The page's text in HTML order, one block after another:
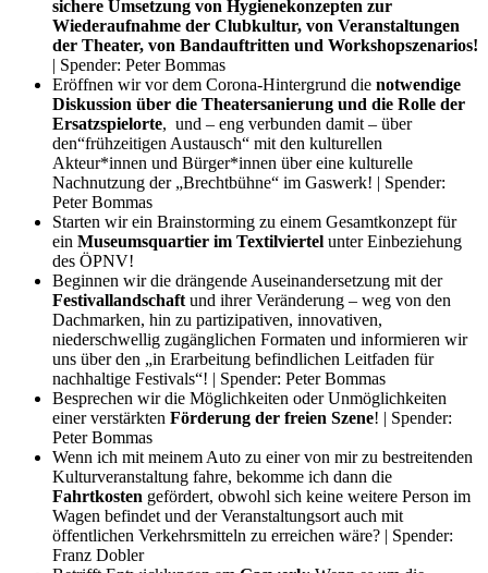
sichere Umsetzung von Hygienekonzepten zur
Wiederaufnahme der Clubkultur, von Veranstaltungen
der Theater, von Bandauftritten und Workshopszenarios!
| Spender: Peter Bommas
Eröffnen wir vor dem Corona-Hintergrund die notwendige
Diskussion über die Theatersanierung und die Rolle der
Ersatzspielorte, und – eng verbunden damit – über
den“frühzeitigen Austausch“ mit den kulturellen
Akteur*innen und Bürger*innen über eine kulturelle
Nachnutzung der „Brechtbühne“ im Gaswerk! | Spender:
Peter Bommas
Starten wir ein Brainstorming zu einem Gesamtkonzept für
ein Museumsquartier im Textilviertel unter Einbeziehung
des ÖPNV!
Beginnen wir die drängende Auseinandersetzung mit der
Festivallandschaft und ihrer Veränderung – weg von den
Dachmarken, hin zu partizipativen, innovativen,
niederschwellig zugänglichen Formaten und informieren wir
uns über den „in Erarbeitung befindlichen Leitfaden für
nachhaltige Festivals“! | Spender: Peter Bommas
Besprechen wir die Möglichkeiten oder Unmöglichkeiten
einer verstärkten Förderung der freien Szene! | Spender:
Peter Bommas
Wenn ich mit meinem Auto zu einer von mir zu bestreitenden
Kulturveranstaltung fahre, bekomme ich dann die
Fahrtkosten gefördert, obwohl sich keine weitere Person im
Wagen befindet und der Veranstaltungsort auch mit
öffentlichen Verkehrsmitteln zu erreichen wäre? | Spender:
Franz Dobler